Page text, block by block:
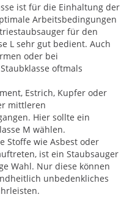
ist für die Einhaltung der
Arbeitsbedingungen
für den
L sehr gut bedient. Auch
oder bei
oftmals
Estrich, Kupfer oder
mittleren
Hier sollte ein
M wählen.
Stoffe wie Asbest oder
ist ein Staubsauger
Wahl. Nur diese können
unbedenkliches